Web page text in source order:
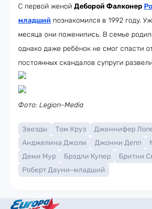
С первой женой Деборой Фалконер
младший познакомился в 1992 году.
месяца они поженились. В семье
однако даже ребёнок не смог спасти
постоянных скандалов супруги
Фото: Legion-Media
Звезды Том Круз
Дженнифер
Анджелина Джоли
Джонни Депп
Деми Мур
Брэдли Купер
Бритни
Роберт Дауни-младший